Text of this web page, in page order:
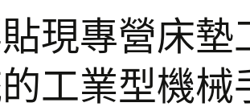
現專營床墊
工業型機械